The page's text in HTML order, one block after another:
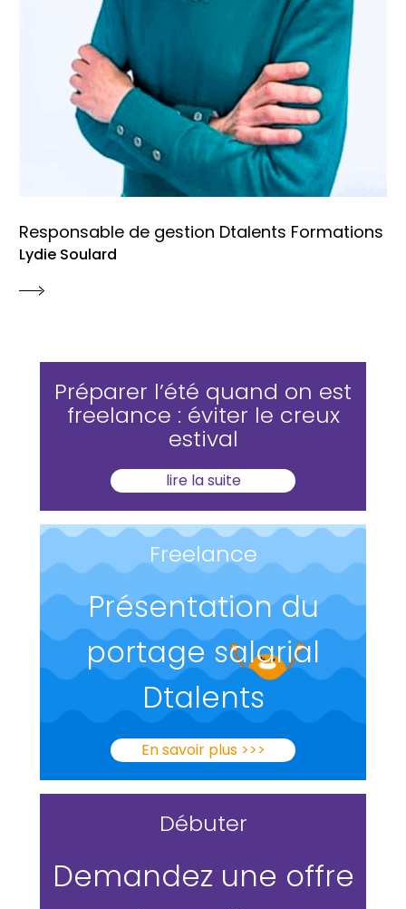
Responsable de gestion Dtalents Formations
Lydie Soulard
Préparer l’été quand on est
freelance : éviter le creux
estival
lire la suite
Freelance
Présentation du
portage salarial
Dtalents
En savoir plus >>>
Débuter
Demandez une offre